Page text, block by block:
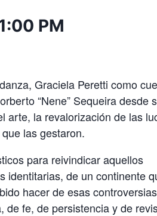
PM
Graciela Peretti como
“Nene” Sequeira desde
arte, la revalorización de las
las gestaron.
para reivindicar aquellos
identitarias, de un continente
hacer de esas
fe, de persistencia y de